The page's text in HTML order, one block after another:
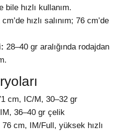
bile hızlı kullanım.
hızlı salınım; 76 cm’de
28–40 gr aralığında rodajdan
cm, IC/M, 30–32 gr
36–40 gr çelik
76 cm, IM/Full, yüksek hızlı